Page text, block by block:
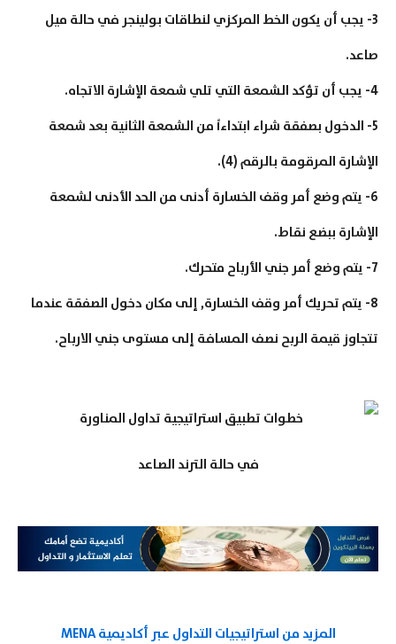
3- يجب أن يكون الخط المركزي لنطاقات بولينجر في حالة ميل
صاعد.
4- يجب أن تؤكد الشمعة التي تلي شمعة الإشارة الاتجاه.
5- الدخول بصفقة شراء ابتداءاً من الشمعة الثانية بعد شمعة
الإشارة المرقومة بالرقم (4).
6- يتم وضع أمر وقف الخسارة أدنى من الحد الأدنى لشمعة
الإشارة ببضع نقاط.
7- يتم وضع أمر جني الأرباح متحرك.
8- يتم تحريك أمر وقف الخسارة, إلى مكان دخول الصفقة عندما
تتجاوز قيمة الربح نصف المسافة إلى مستوى جني الارباح.
في حالة الترند الصاعد
المزيد من استراتيجيات التداول عبر أكاديمية MENA